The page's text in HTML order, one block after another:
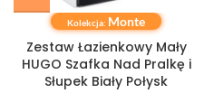
Kolekcja: Monte
Zestaw Łazienkowy Mały
HUGO Szafka Nad Pralkę i
Słupek Biały Połysk